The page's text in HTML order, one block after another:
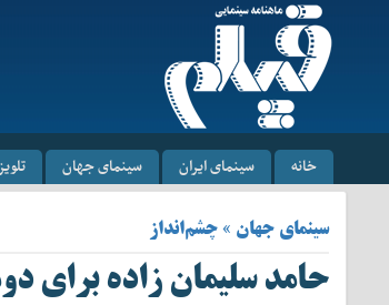
خانه سینمای ایران سینمای جهان
سینمای جهان » چشم‌انداز
حامد سلیمان زاده برای